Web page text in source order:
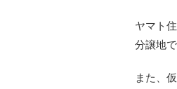
ヤマト
分譲地
また、